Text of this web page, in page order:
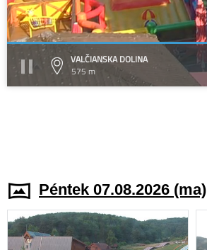
VALČIANSKA DOLINA
575 m
Péntek 07.08.2026 (ma)